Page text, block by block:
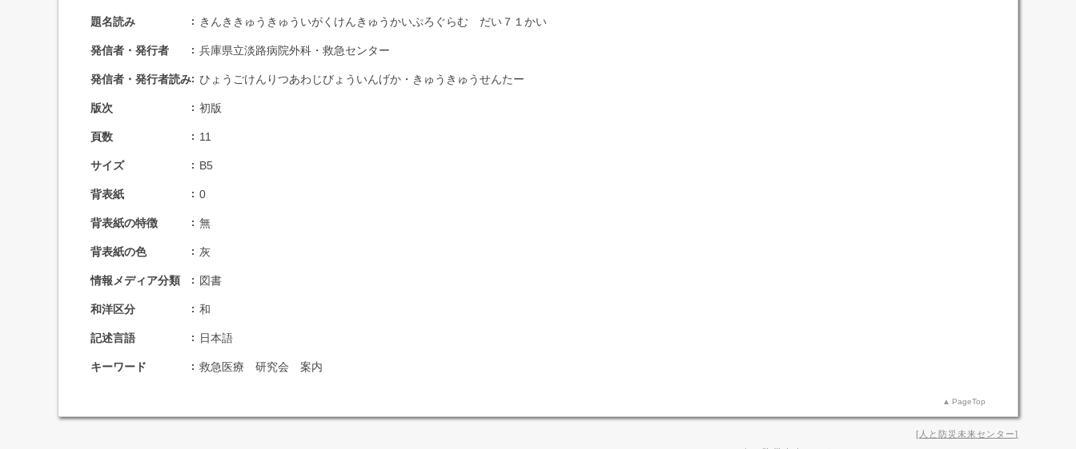
題名読み きんききゅうきゅういがくけんきゅうかいぷろぐらむ だい７１かい
発信者・発行者 兵庫県立淡路病院外科・救急センター
発信者・発行者読み ひょうごけんりつあわじびょういんげか・きゅうきゅうせんたー
版次 初版
頁数 11
サイズ B5
背表紙 0
背表紙の特徴 無
背表紙の色 灰
情報メディア分類 図書
和洋区分 和
記述言語 日本語
キーワード 救急医療 研究会 案内
PageTop
人と防災未来センター